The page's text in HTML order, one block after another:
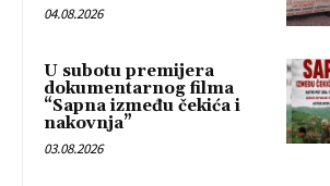
04.08.2026
U subotu premijera
dokumentarnog filma
“Sapna između čekića i
nakovnja”
03.08.2026